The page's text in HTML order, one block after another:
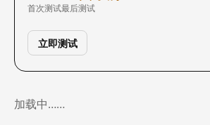
首次测试最后测试
立即测试
加载中……